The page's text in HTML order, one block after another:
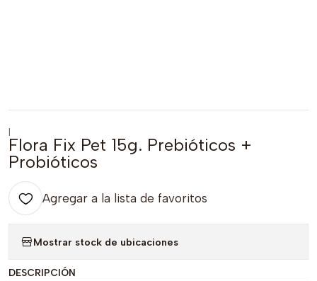
|
Flora Fix Pet 15g. Prebióticos +
Probióticos
Agregar a la lista de favoritos
Mostrar stock de ubicaciones
DESCRIPCIÓN